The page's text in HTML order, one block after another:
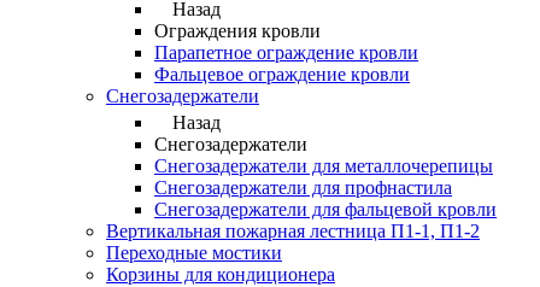
Назад
Ограждения кровли
Парапетное ограждение кровли
Фальцевое ограждение кровли
Снегозадержатели
Назад
Снегозадержатели
Снегозадержатели для металлочерепицы
Снегозадержатели для профнастила
Снегозадержатели для фальцевой кровли
Вертикальная пожарная лестница П1-1, П1-2
Переходные мостики
Корзины для кондиционера